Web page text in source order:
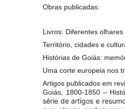
Obras publicadas:
Livros: Diferentes
Território, cidades e
Histórias de Goiás:
Uma corte europeia nos
Artigos publicados em
Goiás, 1800-1850 –
série de artigos e